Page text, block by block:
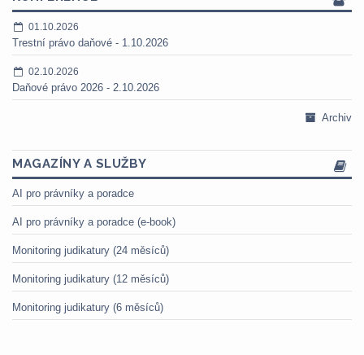
01.10.2026
Trestní právo daňové - 1.10.2026
02.10.2026
Daňové právo 2026 - 2.10.2026
Archiv
MAGAZÍNY A SLUŽBY
AI pro právníky a poradce
AI pro právníky a poradce (e-book)
Monitoring judikatury (24 měsíců)
Monitoring judikatury (12 měsíců)
Monitoring judikatury (6 měsíců)